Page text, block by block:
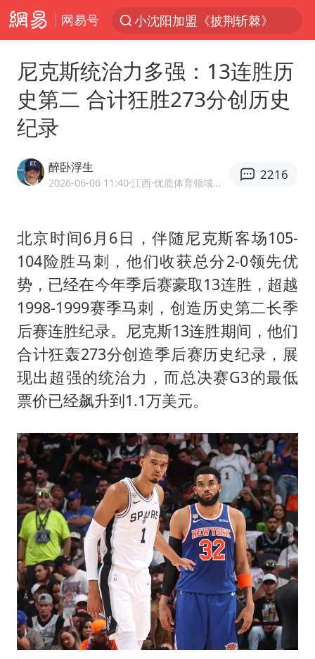
网易号
小沈阳加盟《披荆斩棘》
白海豚雨量超越利奇马、巴威
人形机器人第一股
4.2平卫生间补漏注胶花1.55万
武汉3名城管协管员殴打摊主被刑拘
律师谈贾冰私人饭局被偷拍
男子结婚8年3个女儿都不是亲生
多地银行上调存款利率
面对面丨蔡磊：与渐冻症抗争 纵使不敌 也不屈服
5万小车卖不动 微型代步车集体遇冷
NBA传奇教练老尼尔森去世
上半年全球新能源乘用车销量1122万台
加沙约14万栋建筑被完全摧毁
从科技创新看开局起步的时与势
尼克斯统治力多强：13连胜历
史第二 合计狂胜273分创历史
纪录
醉卧浮生
2026-06-06 11:40·江西 ·优质体育领域创作者
2216
北京时间6月6日，伴随尼克斯客场105-
104险胜马刺，他们收获总分2-0领先优
势，已经在今年季后赛豪取13连胜，超越
1998-1999赛季马刺，创造历史第二长季
后赛连胜纪录。尼克斯13连胜期间，他们
合计狂轰273分创造季后赛历史纪录，展
现出超强的统治力，而总决赛G3的最低
票价已经飙升到1.1万美元。